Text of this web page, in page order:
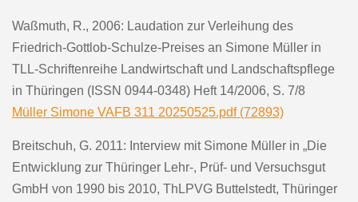
Waßmuth, R., 2006: Laudation zur Verleihung des
Friedrich-Gottlob-Schulze-Preises an Simone Müller in
TLL-Schriftenreihe Landwirtschaft und Landschaftspflege
in Thüringen (ISSN 0944-0348) Heft 14/2006, S. 7/8
Müller Simone VAFB 311 20250525.pdf (72893)
Breitschuh, G. 2011: Interview mit Simone Müller in „Die
Entwicklung zur Thüringer Lehr-, Prüf- und Versuchsgut
GmbH von 1990 bis 2010, ThLPVG Buttelstedt, Thüringer